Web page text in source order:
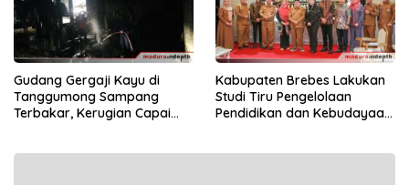
Gudang Gergaji Kayu di
Tanggumong Sampang
Terbakar, Kerugian Capai
Kabupaten Brebes Lakukan
Studi Tiru Pengelolaan
Pendidikan dan Kebudayaan